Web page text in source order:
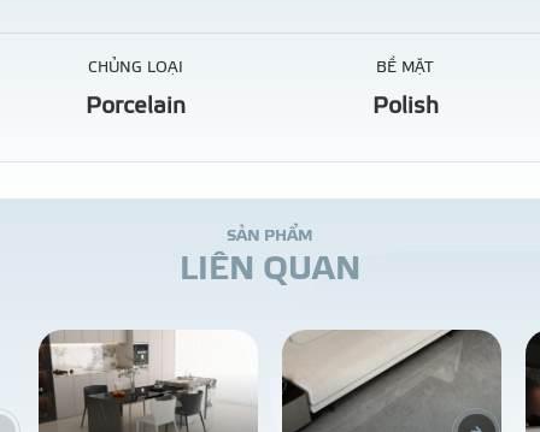
CHỦNG LOẠI
Porcelain
BỀ MẶT
Polish
SẢN PHẨM
LIÊN QUAN